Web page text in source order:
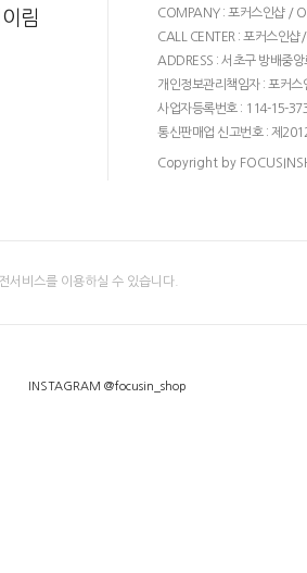
림
COMPANY : 포커스인샵 /
CALL CENTER : 포커스인
ADDRESS : 서초구 방배중
개인정보관리책임자 : 포커스
사업자등록번호 : 114-15-
통신판매업 신고번호 : 제
Copyright by
서비스를 이용하실 수 있습니다.
INSTAGRAM @focusin_shop